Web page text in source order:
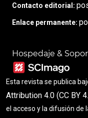
Contacto editorial:
Enlace permanente:
Hospedaje &
Esta revista se publica
Attribution 4.0 (CC BY
el acceso y la difusión de